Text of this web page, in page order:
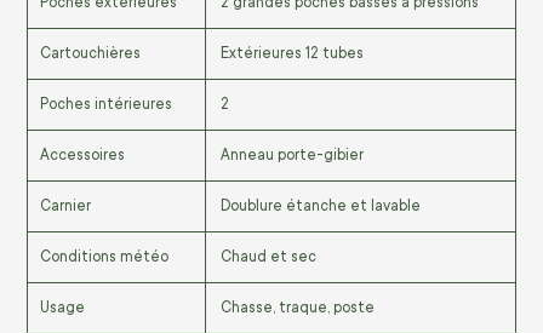
Cartouchières Extérieures 12 tubes
Poches intérieures 2
Accessoires Anneau porte-gibier
Carnier Doublure étanche et lavable
Conditions météo Chaud et sec
Usage Chasse, traque, poste